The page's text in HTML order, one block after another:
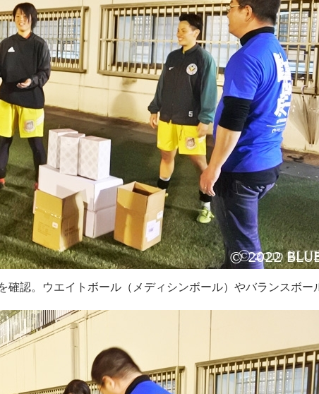
確認。ウエイトボール（メディシンボール）やバランスボ